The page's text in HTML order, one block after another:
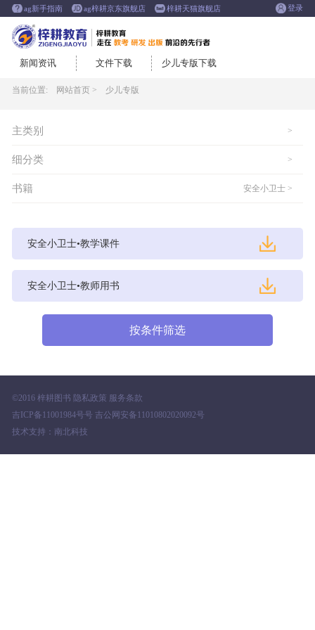
ag新手指南 ag梓耕京东旗舰店 梓耕天猫旗舰店 登录
新闻资讯 文件下载 少儿专版下载
当前位置: 网站首页 > 少儿专版
主类别 >
细分类 >
书籍 安全小卫士 >
安全小卫士•教学课件
安全小卫士•教师用书
©2016 梓耕图书 隐私政策 服务条款
吉ICP备11001984号号 吉公网安备11010802020092号
技术支持：南北科技